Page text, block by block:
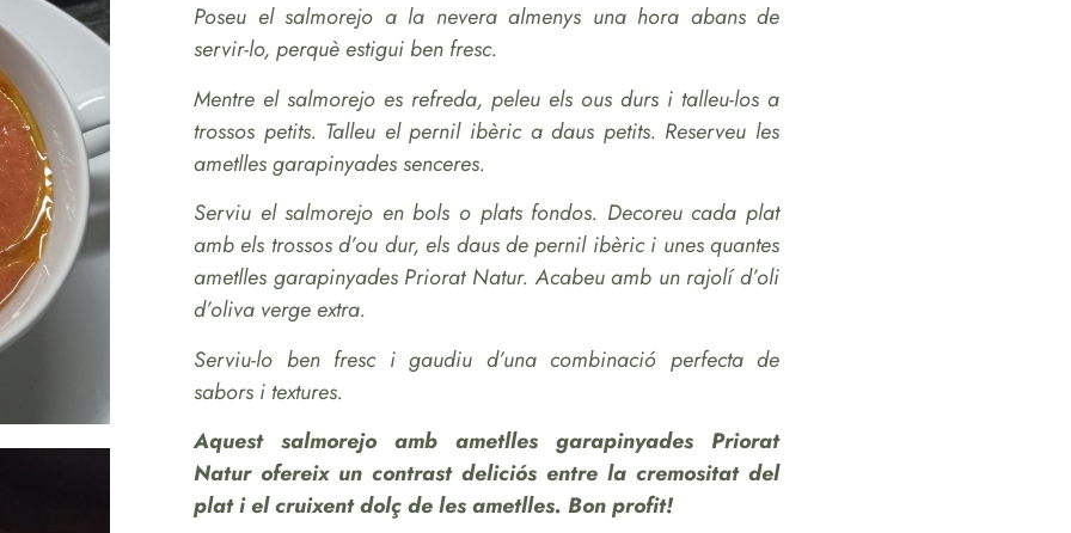
Poseu el salmorejo a la nevera almenys una hora abans de
servir-lo, perquè estigui ben fresc.
Mentre el salmorejo es refreda, peleu els ous durs i talleu-los a
trossos petits. Talleu el pernil ibèric a daus petits. Reserveu les
ametlles garapinyades senceres.
Serviu el salmorejo en bols o plats fondos. Decoreu cada plat
amb els trossos d’ou dur, els daus de pernil ibèric i unes quantes
ametlles garapinyades Priorat Natur. Acabeu amb un rajolí d’oli
d’oliva verge extra.
Serviu-lo ben fresc i gaudiu d’una combinació perfecta de
sabors i textures.
Aquest salmorejo amb ametlles garapinyades Priorat
Natur ofereix un contrast deliciós entre la cremositat del
plat i el cruixent dolç de les ametlles. Bon profit!